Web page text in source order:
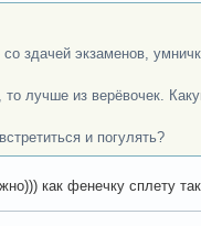
здачей экзаменов,
лучше из верёвочек.
и погулять?
как фенечку сплету